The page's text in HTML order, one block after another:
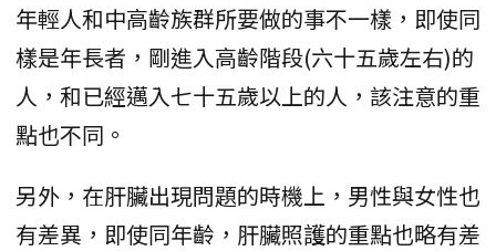
年輕人和中高齡族群所要做的事不一樣，即使同
樣是年長者，剛進入高齡階段(六十五歲左右)的
人，和已經邁入七十五歲以上的人，該注意的重
點也不同。
另外，在肝臟出現問題的時機上，男性與女性也
有差異，即使同年齡，肝臟照護的重點也略有差